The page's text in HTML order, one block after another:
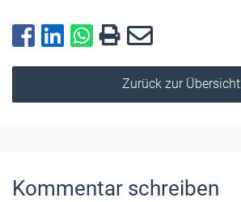
Zurück zur Übersicht
Kommentar schreiben